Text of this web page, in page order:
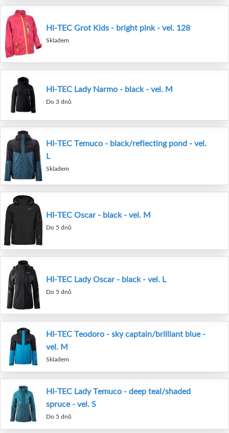
HI-TEC Grot Kids - bright pink - vel. 128
Skladem
HI-TEC Lady Narmo - black - vel. M
Do 3 dnů
HI-TEC Temuco - black/reflecting pond - vel.
L
Skladem
HI-TEC Oscar - black - vel. M
Do 5 dnů
HI-TEC Lady Oscar - black - vel. L
Do 5 dnů
HI-TEC Teodoro - sky captain/brilliant blue -
vel. M
Skladem
HI-TEC Lady Temuco - deep teal/shaded
spruce - vel. S
Do 5 dnů